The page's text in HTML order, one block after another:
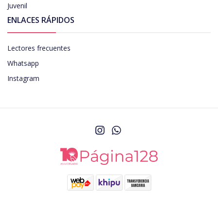
Juvenil
ENLACES RÁPIDOS
Lectores frecuentes
Whatsapp
Instagram